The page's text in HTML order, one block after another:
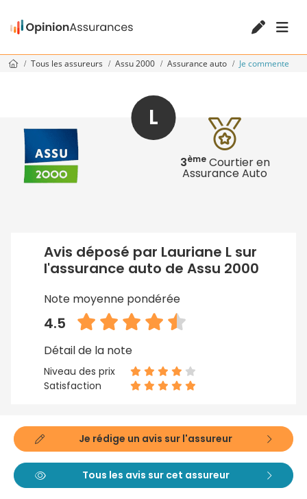
Tous les assureurs Assu 2000 Assurance auto Je commente
L
Avis déposé par Lauriane L sur
l'assurance auto de Assu 2000
Note moyenne pondérée
4.5
Détail de la note
Niveau des prix
Satisfaction
3ème Courtier en
Assurance Auto
Je rédige un avis sur l'assureur
Tous les avis sur cet assureur